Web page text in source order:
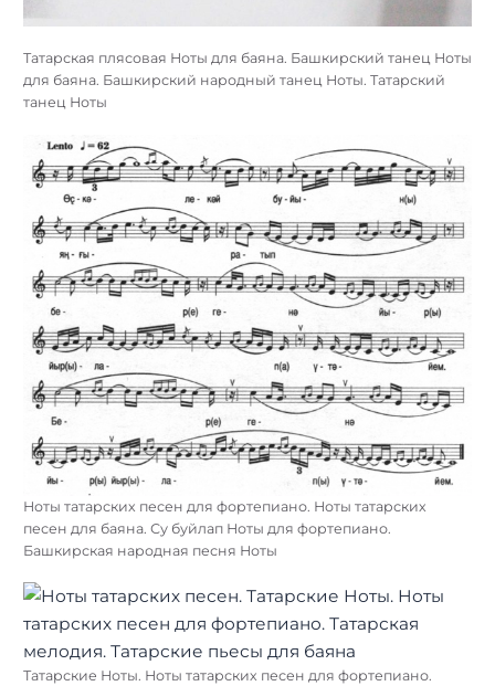
Татарская плясовая Ноты для баяна. Башкирский танец Ноты
для баяна. Башкирский народный танец Ноты. Татарский
танец Ноты
Ноты татарских песен для фортепиано. Ноты татарских
песен для баяна. Су буйлап Ноты для фортепиано.
Башкирская народная песня Ноты
Татарские Ноты. Ноты татарских песен для фортепиано.